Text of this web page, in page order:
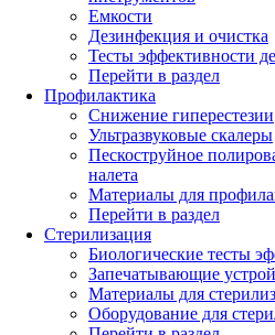
Емкости
Дезинфекция и очистка
Тесты эффективности
Перейти в раздел
Профилактика
Снижение гиперестезии
Ультразвуковые скалеры
Пескоструйное
налета
Материалы для
Перейти в раздел
Стерилизация
Биологические тесты
Запечатывающие
Материалы для
Оборудование для